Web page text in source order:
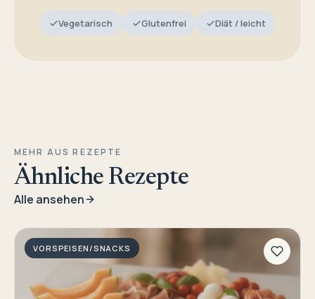
Vegetarisch Glutenfrei Diät / leicht
MEHR AUS REZEPTE
Ähnliche Rezepte
Alle ansehen
VORSPEISEN/SNACKS